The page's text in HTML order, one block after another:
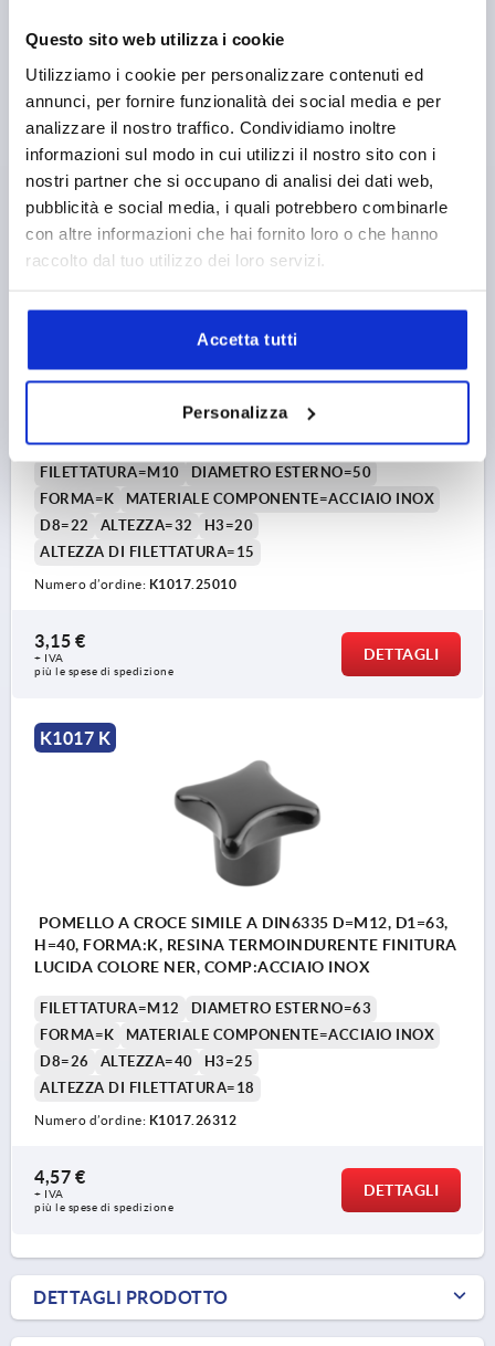
Questo sito web utilizza i cookie
Utilizziamo i cookie per personalizzare contenuti ed
annunci, per fornire funzionalità dei social media e per
analizzare il nostro traffico. Condividiamo inoltre
informazioni sul modo in cui utilizzi il nostro sito con i
nostri partner che si occupano di analisi dei dati web,
pubblicità e social media, i quali potrebbero combinarle
con altre informazioni che hai fornito loro o che hanno
raccolto dal tuo utilizzo dei loro servizi.
Accetta tutti
Personalizza
Numero d’ordine:K1017.24008
2,58 €
+ IVA
più le spese di spedizione
DETTAGLI
K1017 K
POMELLO A CROCE SIMILE A DIN6335 D=M10, D1=50,
H=32, FORMA:K, RESINA TERMOINDURENTE FINITURA
FILETTATURA=M10
DIAMETRO ESTERNO=50
FORMA=K
MATERIALE COMPONENTE=ACCIAIO INOX
D8=22
ALTEZZA=32
H3=20
ALTEZZA DI FILETTATURA=15
Numero d’ordine: K1017.25010
3,15 €
+ IVA
più le spese di spedizione
DETTAGLI
K1017 K
POMELLO A CROCE SIMILE A DIN6335 D=M12, D1=63,
H=40, FORMA:K, RESINA TERMOINDURENTE FINITURA
LUCIDA COLORE NER, COMP:ACCIAIO INOX
FILETTATURA=M12
DIAMETRO ESTERNO=63
FORMA=K
MATERIALE COMPONENTE=ACCIAIO INOX
D8=26
ALTEZZA=40
H3=25
ALTEZZA DI FILETTATURA=18
Numero d’ordine: K1017.26312
4,57 €
+ IVA
più le spese di spedizione
DETTAGLI
DETTAGLI PRODOTTO